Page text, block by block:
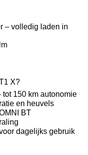
– volledig laden in
X?
150 km autonomie
en heuvels
BT
dagelijks gebruik